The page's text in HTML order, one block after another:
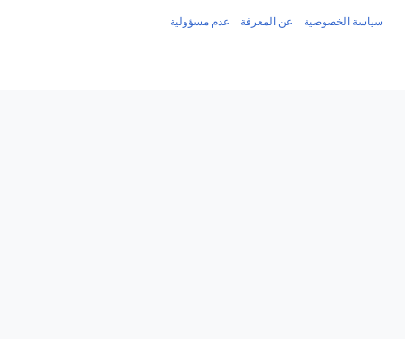
سياسة الخصوصية عن المعرفة عدم مسؤولية